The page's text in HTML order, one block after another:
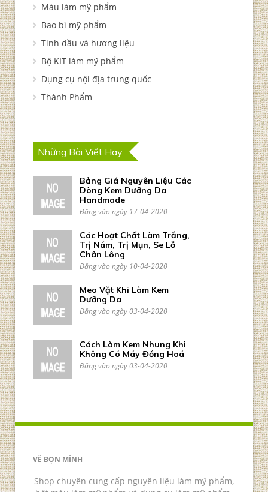
Màu làm mỹ phẩm
Bao bì mỹ phẩm
Tinh dầu và hương liệu
Bộ KIT làm mỹ phẩm
Dụng cụ nội địa trung quốc
Thành Phẩm
Những Bài Viết Hay
Bảng Giá Nguyên Liệu Các
Dòng Kem Dưỡng Da
Handmade
Đăng vào ngày 17-04-2020
Các Hoạt Chất Làm Trắng,
Trị Nám, Trị Mụn, Se Lỗ
Chân Lông
Đăng vào ngày 10-04-2020
Meo Vặt Khi Làm Kem
Dưỡng Da
Đăng vào ngày 03-04-2020
Cách Làm Kem Nhung Khi
Không Có Máy Đồng Hoá
Đăng vào ngày 03-04-2020
VỀ BỌN MÌNH
Shop chuyên cung cấp nguyên liệu làm mỹ phẩm,